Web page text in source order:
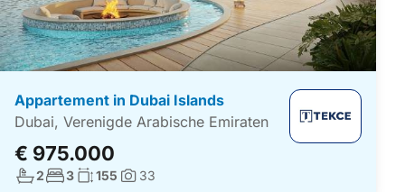
Appartement in Dubai Islands
Dubai, Verenigde Arabische Emiraten
€ 975.000
Aantal badkamers:
2Aantal slaapkamers:
3Woonoppervlakte:
155 Foto's:
33